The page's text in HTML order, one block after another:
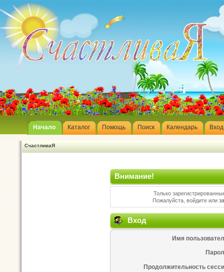
Начало Каталог Помощь Поиск Календарь Вход
СчастливаЯ
Внимание!
Только
Пожалуйста, войдите или
Вход
Имя
Продолжительность